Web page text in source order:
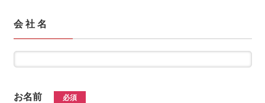
会 社 名
お名前 必須